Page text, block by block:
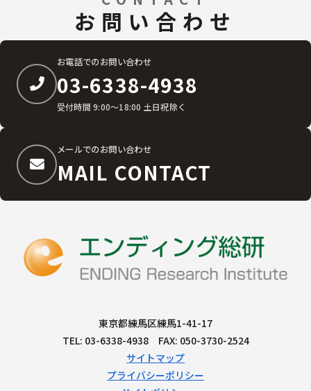
お問い合わせ
お電話でのお問い合わせ
03-6338-4938
受付時間 9:00〜18:00 土日祝除く
メールでのお問い合わせ
MAIL CONTACT
東京都練馬区練馬1-41-17
TEL: 03-6338-4938 FAX: 050-3730-2524
サイトマップ
プライバシーポリシー